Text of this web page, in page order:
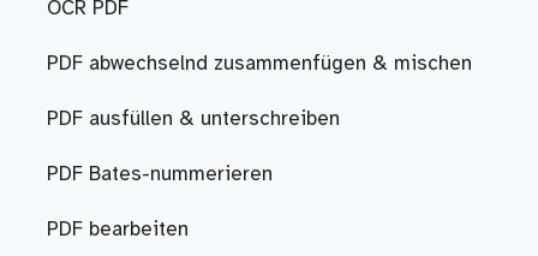
OCR PDF
PDF abwechselnd zusammenfügen & mischen
PDF ausfüllen & unterschreiben
PDF Bates-nummerieren
PDF bearbeiten